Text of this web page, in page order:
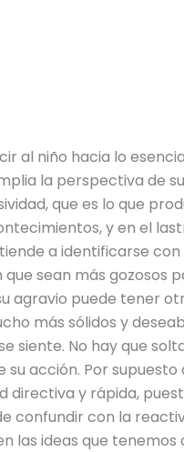
al niño hacia lo
la perspectiva de
que es lo que
y en el
a identificarse
sean más gozosos
agravio puede tener
más sólidos y
siente. No hay que
acción. Por supuesto
directiva y rápida,
confundir con la
ideas que tenemos